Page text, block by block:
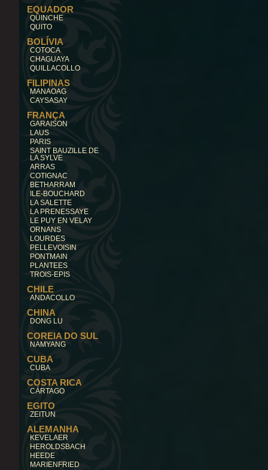
EQUADOR
QUINCHE
QUITO
BOLÍVIA
COTOCA
CHAGUAYA
QUILLACOLLO
FILIPINAS
MANAOAG
CAYSASAY
FRANÇA
GARAISON
LAUS
PARIS
SAINT BAUZILLE DE
LA SYLVE
ARRAS
COTIGNAC
BETHARRAM
ILE-BOUCHARD
LA SALETTE
LA PRENESSAYE
LE PUY EN VELAY
ORNANS
LOURDES
PELLEVOISIN
PONTMAIN
PLANTEES
TROIS-EPIS
CHILE
ANDACOLLO
CHINA
DONG LU
COREIA DO SUL
NAMYANG
CUBA
CUBA
COSTA RICA
CÁRTAGO
EGITO
ZEITUN
ALEMANHA
KEVELAER
HEROLDSBACH
HEEDE
MARIENFRIED